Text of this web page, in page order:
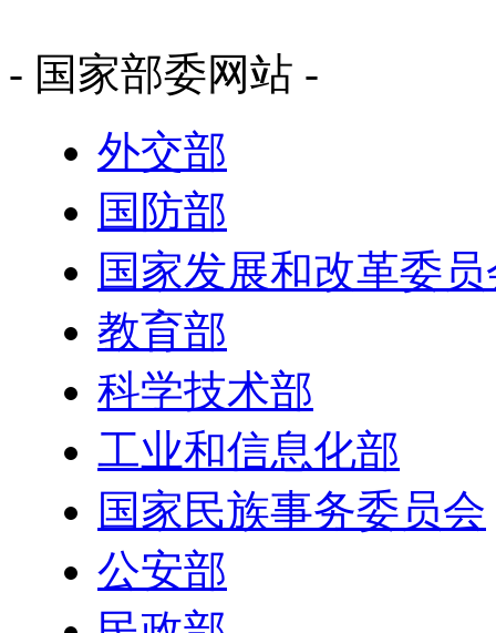
- 国家部委网站 -
外交部
国防部
国家发展和改革委
教育部
科学技术部
工业和信息化部
国家民族事务委员会
公安部